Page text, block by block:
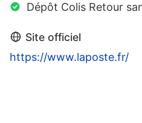
Dépôt Colis Retour
Site officiel
https://www.laposte.fr/